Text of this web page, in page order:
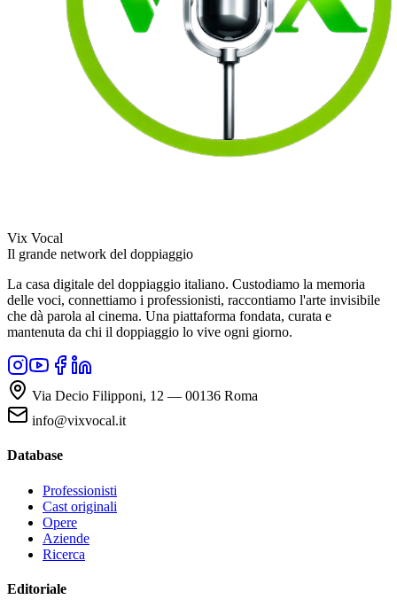
Vix Vocal
Il grande network del doppiaggio
La casa digitale del doppiaggio italiano. Custodiamo la memoria
delle voci, connettiamo i professionisti, raccontiamo l'arte invisibile
che dà parola al cinema. Una piattaforma fondata, curata e
mantenuta da chi il doppiaggio lo vive ogni giorno.
Via Decio Filipponi, 12 — 00136 Roma
info@vixvocal.it
Database
Professionisti
Cast originali
Opere
Aziende
Ricerca
Editoriale